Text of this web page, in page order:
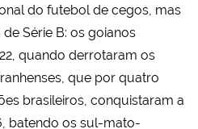
do futebol de cegos, mas
Série B: os goianos
quando derrotaram os
que por quatro
brasileiros, conquistaram a
batendo os sul-mato-